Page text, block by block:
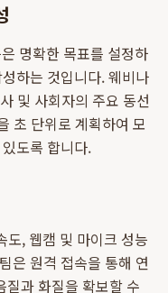
명확한 목표를 설정하
하는 것입니다. 웨비나
및 사회자의 주요 동선
초 단위로 계획하여 모
도록 합니다.
도, 웹캠 및 마이크 성능
은 원격 접속을 통해 연
질과 화질을 확보할 수